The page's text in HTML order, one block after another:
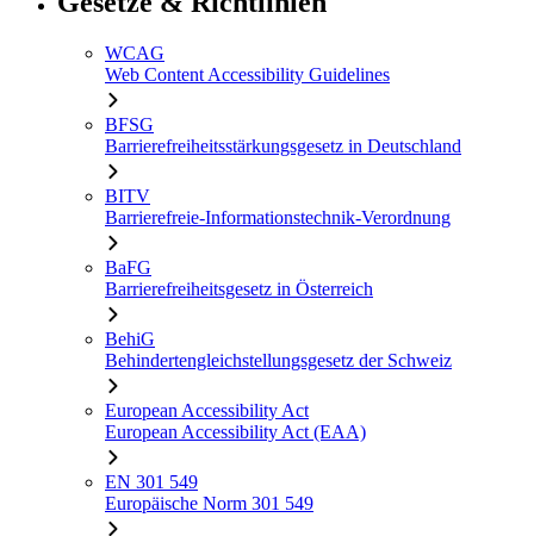
WCAG
Web Content Accessibility Guidelines
BFSG
Barrierefreiheitsstärkungsgesetz in Deutschland
BITV
Barrierefreie-Informationstechnik-Verordnung
BaFG
Barrierefreiheitsgesetz in Österreich
BehiG
Behindertengleichstellungsgesetz der Schweiz
European Accessibility Act
European Accessibility Act (EAA)
EN 301 549
Europäische Norm 301 549